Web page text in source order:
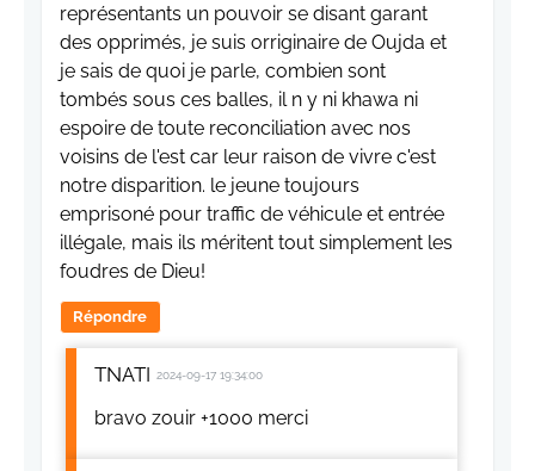
représentants un pouvoir se disant garant
des opprimés, je suis orriginaire de Oujda et
je sais de quoi je parle, combien sont
tombés sous ces balles, il n y ni khawa ni
espoire de toute reconciliation avec nos
voisins de l'est car leur raison de vivre c'est
notre disparition. le jeune toujours
emprisoné pour traffic de véhicule et entrée
illégale, mais ils méritent tout simplement les
foudres de Dieu!
Répondre
TNATI 2024-09-17 19:34:00
bravo zouir +1000 merci